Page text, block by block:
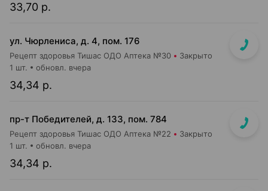
33,70 р.
ул. Чюрлениса, д. 4, пом. 176
Рецепт здоровья Тишас ОДО Аптека №30 Закрыто
34,34 р.
1 шт. обновл. вчера
пр-т Победителей, д. 133, пом. 784
Рецепт здоровья Тишас ОДО Аптека №22 Закрыто
34,34 р.
1 шт. обновл. вчера